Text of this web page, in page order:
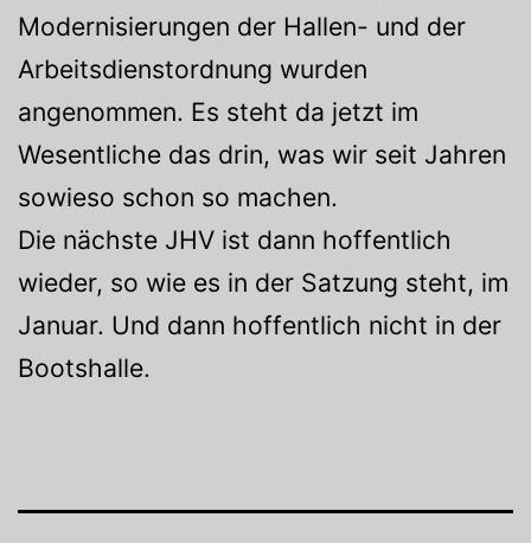
Modernisierungen der Hallen- und der
Arbeitsdienstordnung wurden
angenommen. Es steht da jetzt im
Wesentliche das drin, was wir seit Jahren
sowieso schon so machen.
Die nächste JHV ist dann hoffentlich
wieder, so wie es in der Satzung steht, im
Januar. Und dann hoffentlich nicht in der
Bootshalle.